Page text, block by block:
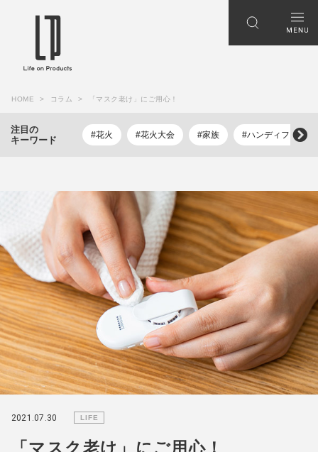
HOME コラム 「マスク老け」にご用心！
注目の
キーワード
#花火 #花火大会 #家族 #ハンディファン
2021.07.30 LIFE
「マスク老け」にご用心！